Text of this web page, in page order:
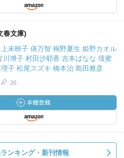
春文庫)
未映子 俵万智 桐野夏生 姫野カオル
川博子 村田沙耶香 吉本ばなな 壇蜜
子 松尾スズキ 橋本治 島田雅彦
36
ンキング・新刊情報